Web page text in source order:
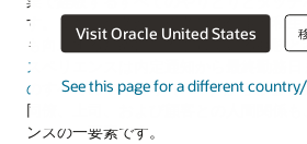
Visit Oracle United States
See this page for a different
す。また、企業が、従業員の仕事と私生
も向上するために、推進している経験と
スペリエンスは内定通知から最終勤務日
のすべてのやりとり（PDF）から影響を
同僚、上司、および顧客との人間関係も
ンスの一要素です。